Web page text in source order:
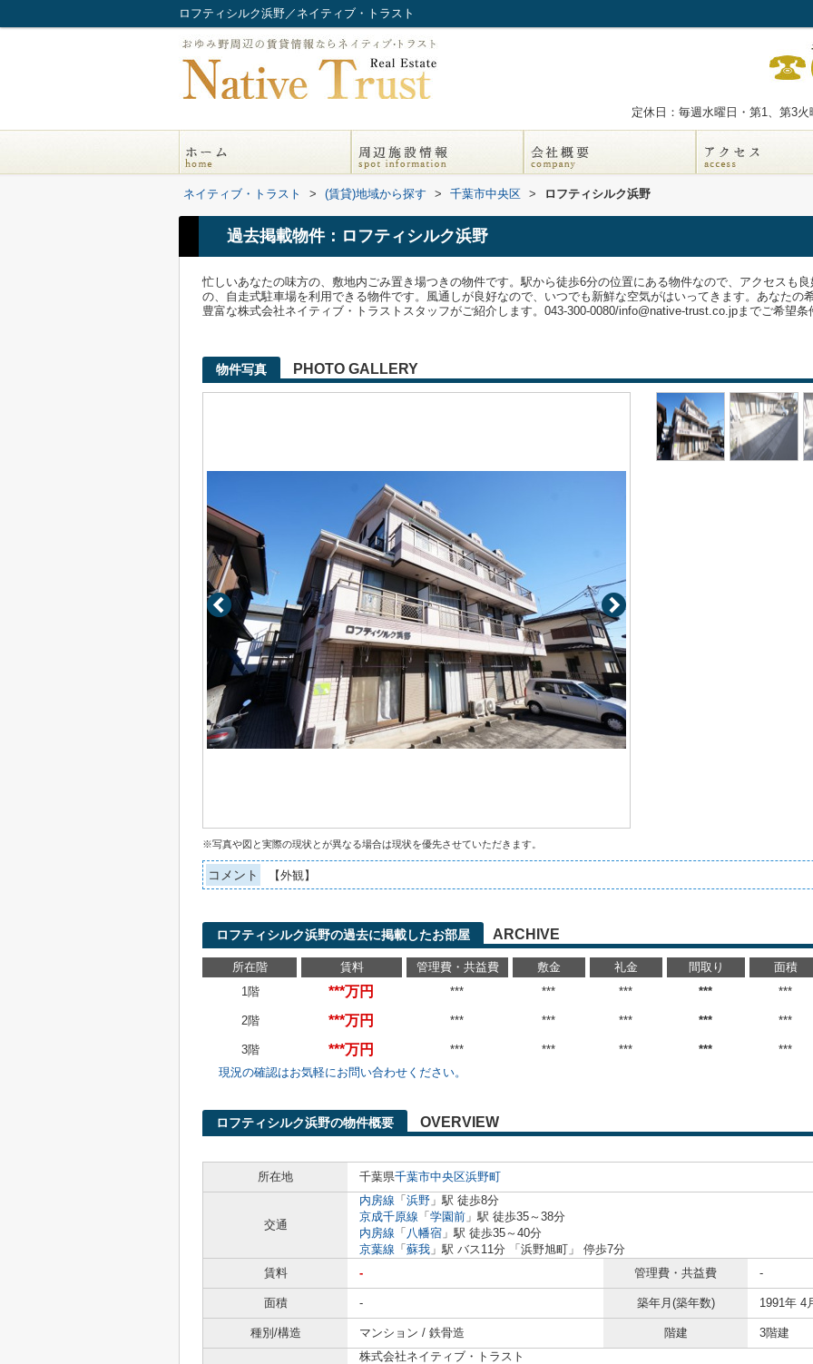
ロフティシルク浜野／ネイティブ・トラスト
定休日：毎週水曜日・第1、第3
ネイティブ・トラスト > (賃貸)地域から探す > 千葉市中央区 > ロフティシルク浜野
過去掲載物件：ロフティシルク浜野
忙しいあなたの味方の、敷地内ごみ置き場つきの物件です。駅から徒歩6分の位置にある物件なので、アクセスも
の、自走式駐車場を利用できる物件です。風通しが良好なので、いつでも新鮮な空気がはいってきます。あなたの
豊富な株式会社ネイティブ・トラストスタッフがご紹介します。043-300-0080/info@native-trust.co.jpまでご希望
物件写真 PHOTO GALLERY
※写真や図と実際の現状とが異なる場合は現状を優先させていただきます。
コメント 【外観】
ロフティシルク浜野の過去に掲載したお部屋 ARCHIVE
所在階 賃料 管理費・共益費 敷金 礼金 間取り
面積
1階
***万円 *** *** *** *** ***
2階 ***万円 *** *** *** *** ***
3階 ***万円 *** *** *** ***
***
現況の確認はお気軽にお問い合わせください。
ロフティシルク浜野の物件概要 OVERVIEW
所在地 千葉県千葉市中央区浜野町
交通
内房線 「 浜野 」駅 徒歩8分
京成千原線 「 学園前 」駅 徒歩35～38分
内房線 「 八幡宿 」駅 徒歩35～40分
京葉線 「 蘇我 」駅 バス11分 「浜野旭町」 停歩7分
賃料
- 管理費・共益費 -
面積 - 築年月(築年数) 1991年 4
種別/構造 マンション / 鉄骨造 階建 3階建
株式会社ネイティブ・トラスト